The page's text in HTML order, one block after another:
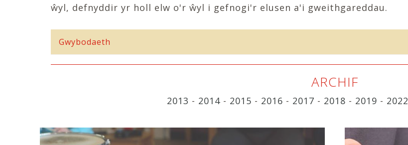
ŵyl, defnyddir yr holl elw o'r ŵyl i gefnogi'r elusen a'i gweithgareddau.
Gwybodaeth
ARCHIF
2013 - 2014 - 2015 - 2016 - 2017 - 2018 - 2019 - 2022